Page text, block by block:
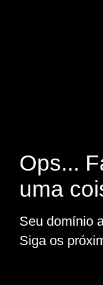
Ops...
uma
Seu domínio
Siga os